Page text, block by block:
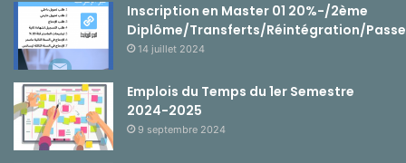
Inscription en Master 01 20%-/2ème
Diplôme/Transferts/Réintégration/
14 juillet 2024
Emplois du Temps du 1er Semestre
2024-2025
9 septembre 2024